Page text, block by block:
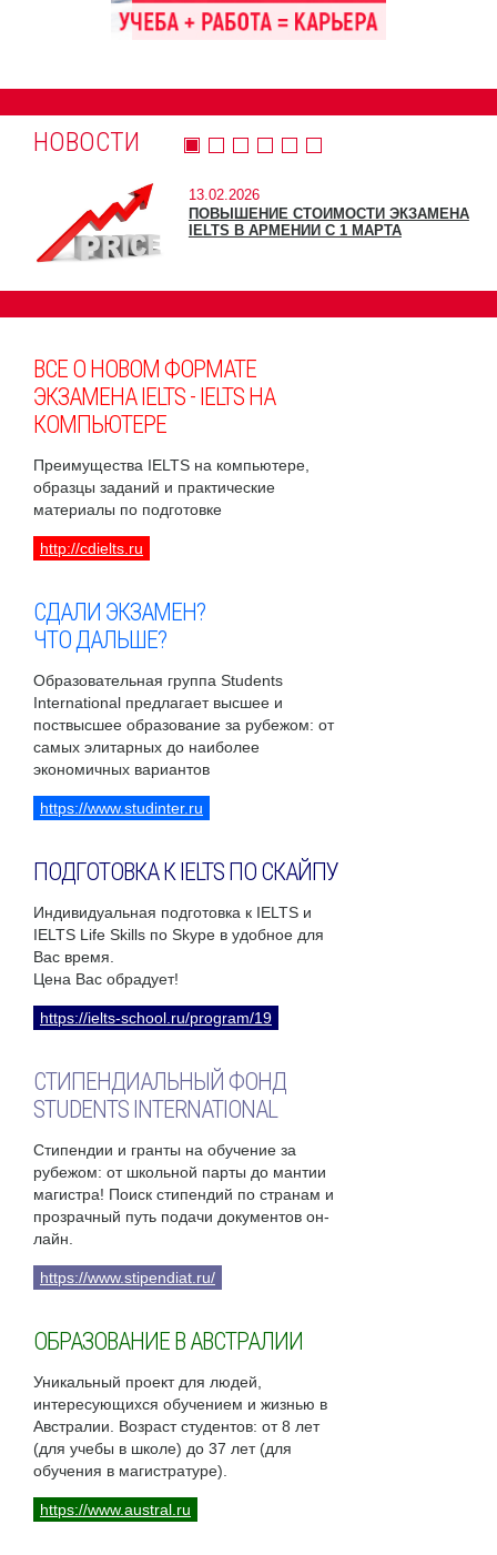
НОВОСТИ
13.02.2026
ПОВЫШЕНИЕ СТОИМОСТИ ЭКЗАМЕНА
IELTS В АРМЕНИИ С 1 МАРТА
ВСЕ О НОВОМ ФОРМАТЕ
ЭКЗАМЕНА IELTS - IELTS НА
КОМПЬЮТЕРЕ
Преимущества IELTS на компьютере,
образцы заданий и практические
материалы по подготовке
http://cdielts.ru
СДАЛИ ЭКЗАМЕН?
ЧТО ДАЛЬШЕ?
Образовательная группа Students
International предлагает высшее и
поствысшее образование за рубежом: от
самых элитарных до наиболее
экономичных вариантов
https://www.studinter.ru
ПОДГОТОВКА К IELTS ПО СКАЙПУ
Индивидуальная подготовка к IELTS и
IELTS Life Skills по Skype в удобное для
Вас время.
Цена Вас обрадует!
https://ielts-school.ru/program/19
СТИПЕНДИАЛЬНЫЙ ФОНД
STUDENTS INTERNATIONAL
Стипендии и гранты на обучение за
рубежом: от школьной парты до мантии
магистра! Поиск стипендий по странам и
прозрачный путь подачи документов он-
лайн.
https://www.stipendiat.ru/
ОБРАЗОВАНИЕ В АВСТРАЛИИ
Уникальный проект для людей,
интересующихся обучением и жизнью в
Австралии. Возраст студентов: от 8 лет
(для учебы в школе) до 37 лет (для
обучения в магистратуре).
https://www.austral.ru